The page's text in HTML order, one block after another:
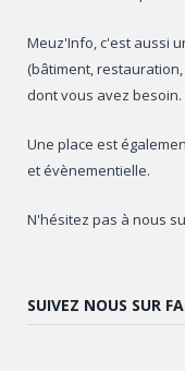
Meuz'Info, c'est aussi
(bâtiment,
dont vous avez besoin.
Une place est
et évènementielle.
N'hésitez pas à nous
SUIVEZ NOUS SUR